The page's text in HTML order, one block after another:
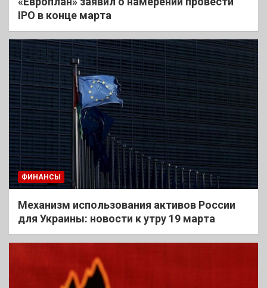
IPO в конце марта
ФИНАНСЫ
Механизм использования активов России
для Украины: новости к утру 19 марта